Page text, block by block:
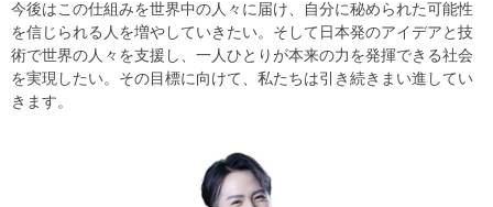
​​今後はこの仕組みを世界中の人々に届け、自分に秘められた可能性
を信じられる人を増やしていきたい。そして日本発のアイデアと技
術で世界の人々を支援し、一人ひとりが本来の力を発揮できる社会
を実現したい。その目標に向けて、私たちは引き続きまい進してい
きます。​